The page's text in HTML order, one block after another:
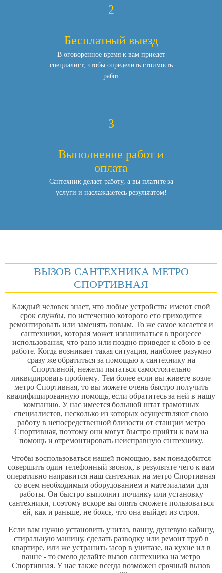
2
Бесплатный выезд
В оговоренное время к вам приедет
специалист, чтобы определить стоимость
работ
3
Выполнение работ и
оплата
Сантехник делает работу, а вы платите за
услуги и наслаждаетесь результатом!
ВЫЗОВ САНТЕХНИКА МЕТРО
СПОРТИВНАЯ
Каждый человек знает, что любые устройства имеют свой
срок службы, по истечению которого его приходится
ремонтировать или заменять новым. То же самое касается и
сантехники, которая может изнашиваться в процессе
использования, что рано или поздно приведет к сбою в ее
работе. Когда возникает такая ситуация, наиболее разумно
сразу же обратиться за помощью к сантехнику на
Спортивной, нежели пытаться самостоятельно
ликвидировать проблему. Тем более если вы живете возле
метро Спортивная, то вы можете очень быстро получить
квалифицированную помощь, если обратитесь за ней в нашу
компанию. У нас имеется большой штат грамотных
специалистов, несколько из которых осуществляют свою
работу в непосредственной близости от станции метро
Спортивная, поэтому они могут быстро прийти к вам на
помощь и отремонтировать неисправную сантехнику.
Чтобы воспользоваться нашей помощью, вам понадобится
совершить один телефонный звонок, в результате чего к вам
оперативно направится наш сантехник на метро Спортивная
со всем необходимым оборудованием и материалами для
работы. Он быстро выполнит починку или установку
сантехники, поэтому вскоре вы опять сможете пользоваться
ей, как и раньше, не боясь, что она выйдет из строя.
Если вам нужно установить унитаз, ванну, душевую кабину,
стиральную машину, сделать разводку или ремонт труб в
квартире, или же устранить засор в унитазе, на кухне ил в
ванне - то смело делайте вызов сантехника на метро
Спортивная. У нас также всегда возможен срочный вызов